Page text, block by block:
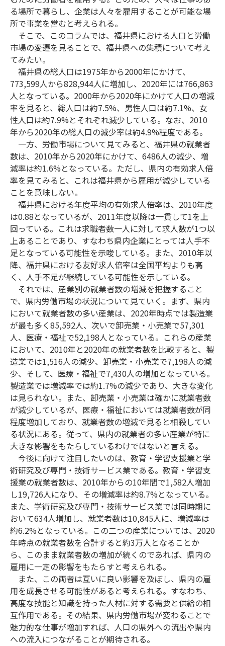
る場所で暮らし、企業は人々を雇用することが可能な場
所で事業を営むと考えられる。
そこで、このコラムでは、福井県における人口と労働
市場の変遷を見ることで、福井県への集積について考え
てみたい。
福井県の総人口は1975年から2000年にかけて、
773,599人から828,944人に増加し、2020年には766,863
人となっている。2000年から2020年にかけて人口の増減
率を見ると、総人口は約7.5%、男性人口は約7.1%、女
性人口は約7.9%とそれぞれ減少している。なお、2010
年から2020年の総人口の減少率は約4.9%程度である。
一方、労働市場について見てみると、福井県の就業者
数は、2010年から2020年にかけて、6486人の減少、増
減率は約1.6%となっている。ただし、県内の有効求人倍
率を見てみると、これは福井県から雇用が減少している
ことを意味しない。
福井県における年度平均の有効求人倍率は、2010年度
は0.88となっているが、2011年度以降は一貫して1を上
回っている。これは求職者数一人に対して求人数が1つ以
上あることであり、すなわち県内企業にとっては人手不
足となっている可能性を示唆している。また、2010年以
降、福井県における友好求人倍率は全国平均よりも高
く、人手不足が継続している可能性を示している。
それでは、産業別の就業者数の増減を把握すること
で、県内労働市場の状況について見ていく。まず、県内
において就業者数の多い産業は、2020年時点では製造業
が最も多く85,592人、次いで卸売業・小売業で57,301
人、医療・福祉で52,198人となっている。これらの産業
において、2010年と2020年の就業者数を比較すると、製
造業では1,516人の減少、卸売業・小売業で7,198人の減
少、そして、医療・福祉で7,430人の増加となっている。
製造業では増減率では約1.7%の減少であり、大きな変化
は見られない。また、卸売業・小売業は確かに就業者数
が減少しているが、医療・福祉においては就業者数が同
程度増加しており、就業者数の増減で見ると相殺してい
る状況にある。従って、県内の就業者の多い産業が特に
大きな影響をもたらしているわけではないと言える。
今後に向けて注目したいのは、教育・学習支援業と学
術研究及び専門・技術サービス業である。教育・学習支
援業の就業者数は、2010年からの10年間で1,582人増加
し19,726人になり、その増減率は約8.7%となっている。
また、学術研究及び専門・技術サービス業では同時期に
おいて634人増加し、就業者数は10,845人に、増減率は
約6.2%となっている。この二つの産業については、2020
年時点の就業者数を合計すると約3万人となることか
ら、このまま就業者数の増加が続くのであれば、県内の
雇用に一定の影響をもたらすと考えられる。
また、この両者は互いに良い影響を及ぼし、県内の雇
用を成長させる可能性があると考えられる。すなわち、
高度な技能と知識を持った人材に対する需要と供給の相
互作用である。その結果、県内労働市場が変わることで
魅力的な仕事が増加すれば、人口の県外への流出や県内
への流入につながることが期待される。